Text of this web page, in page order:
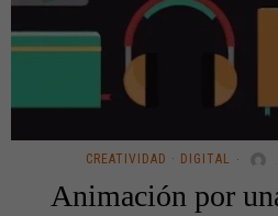
CREATIVIDAD · DIGITAL
Animación por